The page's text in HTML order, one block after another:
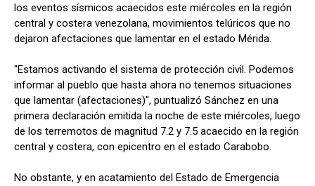
los eventos sísmicos acaecidos este miércoles en la región
central y costera venezolana, movimientos telúricos que no
dejaron afectaciones que lamentar en el estado Mérida.
"Estamos activando el sistema de protección civil. Podemos
informar al pueblo que hasta ahora no tenemos situaciones
que lamentar (afectaciones)", puntualizó Sánchez en una
primera declaración emitida la noche de este miércoles, luego
de los terremotos de magnitud 7.2 y 7.5 acaecido en la región
central y costera, con epicentro en el estado Carabobo.
No obstante, y en acatamiento del Estado de Emergencia